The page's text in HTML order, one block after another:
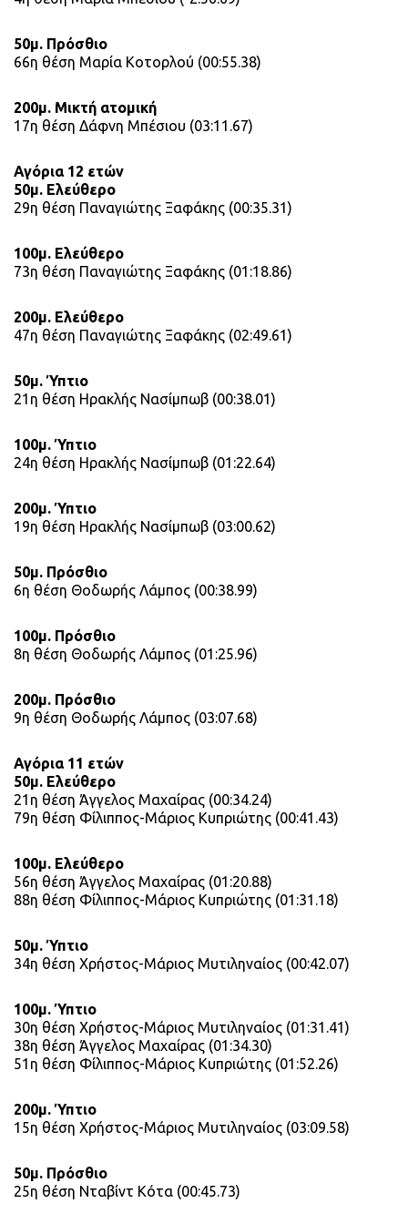
50μ. Πρόσθιο
66η θέση Μαρία Κοτορλού (00:55.38)
200μ. Μικτή ατομική
17η θέση Δάφνη Μπέσιου (03:11.67)
Αγόρια 12 ετών
50μ. Ελεύθερο
29η θέση Παναγιώτης Ξαφάκης (00:35.31)
100μ. Ελεύθερο
73η θέση Παναγιώτης Ξαφάκης (01:18.86)
200μ. Ελεύθερο
47η θέση Παναγιώτης Ξαφάκης (02:49.61)
50μ. Ύπτιο
21η θέση Ηρακλής Νασίμπωβ (00:38.01)
100μ. Ύπτιο
24η θέση Ηρακλής Νασίμπωβ (01:22.64)
200μ. Ύπτιο
19η θέση Ηρακλής Νασίμπωβ (03:00.62)
50μ. Πρόσθιο
6η θέση Θοδωρής Λάμπος (00:38.99)
100μ. Πρόσθιο
8η θέση Θοδωρής Λάμπος (01:25.96)
200μ. Πρόσθιο
9η θέση Θοδωρής Λάμπος (03:07.68)
Αγόρια 11 ετών
50μ. Ελεύθερο
21η θέση Άγγελος Μαχαίρας (00:34.24)
79η θέση Φίλιππος-Μάριος Κυπριώτης (00:41.43)
100μ. Ελεύθερο
56η θέση Άγγελος Μαχαίρας (01:20.88)
88η θέση Φίλιππος-Μάριος Κυπριώτης (01:31.18)
50μ. Ύπτιο
34η θέση Χρήστος-Μάριος Μυτιληναίος (00:42.07)
100μ. Ύπτιο
30η θέση Χρήστος-Μάριος Μυτιληναίος (01:31.41)
38η θέση Άγγελος Μαχαίρας (01:34.30)
51η θέση Φίλιππος-Μάριος Κυπριώτης (01:52.26)
200μ. Ύπτιο
15η θέση Χρήστος-Μάριος Μυτιληναίος (03:09.58)
50μ. Πρόσθιο
25η θέση Νταβίντ Κότα (00:45.73)